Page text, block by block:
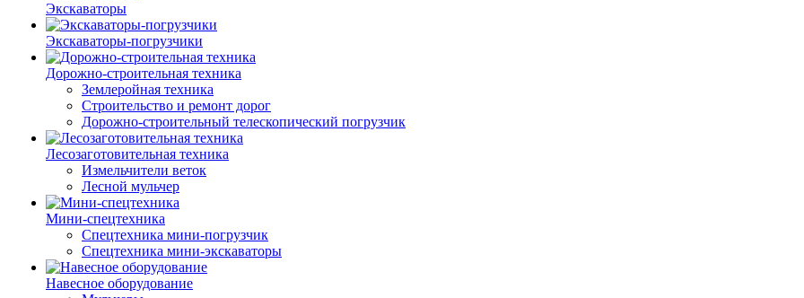
Экскаваторы
Экскаваторы-погрузчики
Дорожно-строительная техника
Землеройная техника
Строительство и ремонт дорог
Дорожно-строительный телескопический погрузчик
Лесозаготовительная техника
Измельчители веток
Лесной мульчер
Мини-спецтехника
Спецтехника мини-погрузчик
Спецтехника мини-экскаваторы
Навесное оборудование